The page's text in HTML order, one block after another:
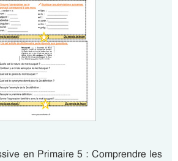
en Primaire 5 : Comprendre les